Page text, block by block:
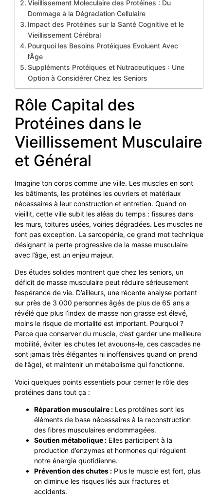
Vieillissement Moleculaire des Protéines : Du
Dommage à la Dégradation Cellulaire
Impact des Protéines sur la Santé Cognitive et le
Vieillissement Cérébral
Pourquoi les Besoins Protéiques Evoluent Avec
l’Âge
Suppléments Protéiques et Nutraceutiques : Une
Option à Considérer Chez les Seniors
Rôle Capital des
Protéines dans le
Vieillissement Musculaire
et Général
Imagine ton corps comme une ville. Les muscles en sont
les bâtiments, les protéines les ouvriers et matériaux
nécessaires à leur construction et entretien. Quand on
vieillit, cette ville subit les aléas du temps : fissures dans
les murs, toitures usées, voiries dégradées. Les muscles ne
font pas exception. La sarcopénie, ce grand mot technique
désignant la perte progressive de la masse musculaire
avec l’âge, est un enjeu majeur.
Des études solides montrent que chez les seniors, un
déficit de masse musculaire peut réduire sérieusement
l’espérance de vie. D’ailleurs, une récente analyse portant
sur près de 3 000 personnes âgés de plus de 65 ans a
révélé que plus l’index de masse non grasse est élevé,
moins le risque de mortalité est important. Pourquoi ?
Parce que conserver du muscle, c’est garder une meilleure
mobilité, éviter les chutes (et avouons-le, ces cascades ne
sont jamais très élégantes ni inoffensives quand on prend
de l’âge), et maintenir un métabolisme qui fonctionne.
Voici quelques points essentiels pour cerner le rôle des
protéines dans tout ça :
Réparation musculaire : Les protéines sont les
éléments de base nécessaires à la reconstruction
des fibres musculaires endommagées.
Soutien métabolique : Elles participent à la
production d’enzymes et hormones qui régulent
notre énergie quotidienne.
Prévention des chutes : Plus le muscle est fort, plus
on diminue les risques liés aux fractures et
accidents.